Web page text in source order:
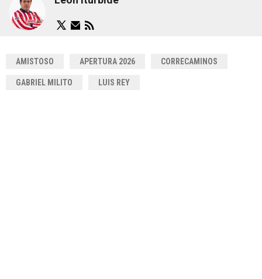
AMISTOSO APERTURA 2026 CORRECAMINOS
GABRIEL MILITO LUIS REY